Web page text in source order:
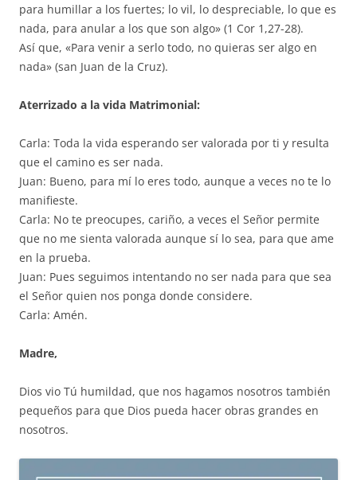
para humillar a los fuertes; lo vil, lo despreciable, lo que es
nada, para anular a los que son algo» (1 Cor 1,27-28).
Así que, «Para venir a serlo todo, no quieras ser algo en
nada» (san Juan de la Cruz).
Aterrizado a la vida Matrimonial:
Carla: Toda la vida esperando ser valorada por ti y resulta
que el camino es ser nada.
Juan: Bueno, para mí lo eres todo, aunque a veces no te lo
manifieste.
Carla: No te preocupes, cariño, a veces el Señor permite
que no me sienta valorada aunque sí lo sea, para que ame
en la prueba.
Juan: Pues seguimos intentando no ser nada para que sea
el Señor quien nos ponga donde considere.
Carla: Amén.
Madre,
Dios vio Tú humildad, que nos hagamos nosotros también
pequeños para que Dios pueda hacer obras grandes en
nosotros.